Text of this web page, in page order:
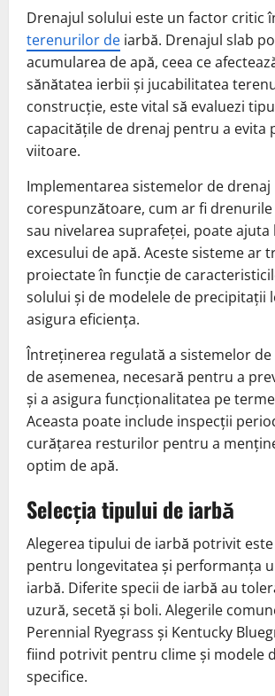
Drenajul solului este un factor critic
terenurilor de iarbă. Drenajul slab
acumularea de apă, ceea ce
sănătatea ierbii și jucabilitatea
construcție, este vital să evaluezi
capacitățile de drenaj pentru a evita
viitoare.
Implementarea sistemelor de drenaj
corespunzătoare, cum ar fi
sau nivelarea suprafeței, poate ajuta
excesului de apă. Aceste sisteme ar
proiectate în funcție de
solului și de modelele de precipitații
asigura eficiența.
Întreținerea regulată a sistemelor de
de asemenea, necesară pentru a
și a asigura funcționalitatea pe
Aceasta poate include inspecții
curățarea resturilor pentru a
optim de apă.
Selecția tipului de iarbă
Alegerea tipului de iarbă potrivit
pentru longevitatea și performanța
iarbă. Diferite specii de iarbă au
uzură, secetă și boli. Alegerile
Perennial Ryegrass și Kentucky
fiind potrivit pentru clime și modele
specifice.